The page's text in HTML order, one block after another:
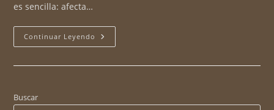
es sencilla: afecta…
Continuar Leyendo
Buscar